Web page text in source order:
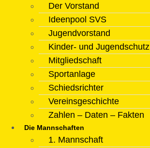
Der Vorstand
Ideenpool SVS
Jugendvorstand
Kinder- und Jugendschutz
Mitgliedschaft
Sportanlage
Schiedsrichter
Vereinsgeschichte
Zahlen – Daten – Fakten
Die Mannschaften
1. Mannschaft